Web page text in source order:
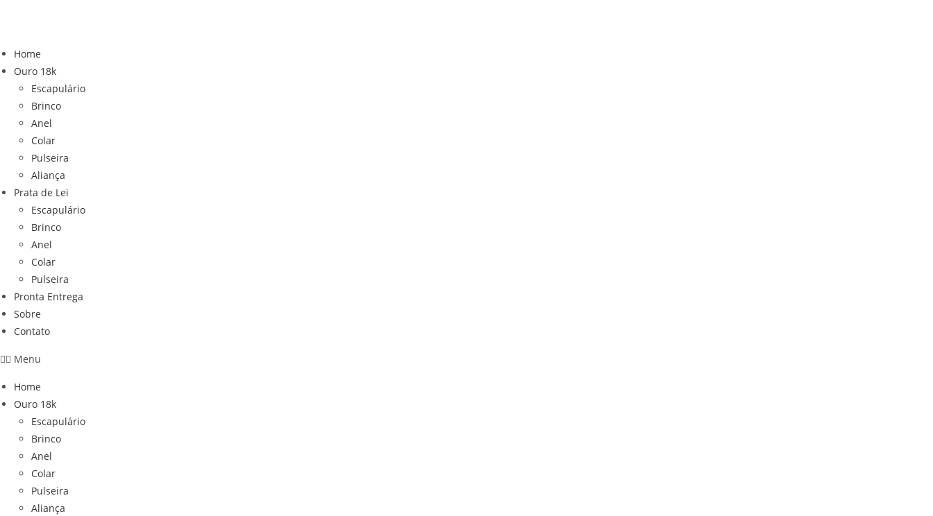
conteúdo
Home
Ouro 18k
Escapulário
Brinco
Anel
Colar
Pulseira
Aliança
Prata de Lei
Escapulário
Brinco
Anel
Colar
Pulseira
Pronta Entrega
Sobre
Contato
Menu
Home
Ouro 18k
Escapulário
Brinco
Anel
Colar
Pulseira
Aliança